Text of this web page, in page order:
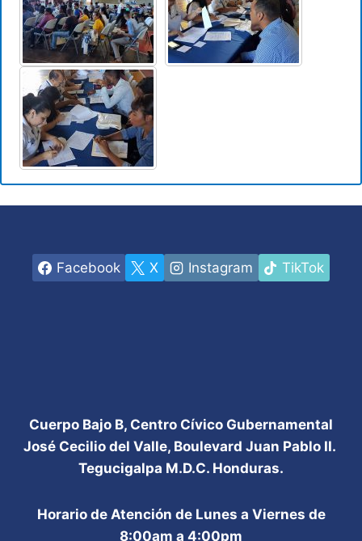
Facebook X Instagram TikTok
Cuerpo Bajo B, Centro Cívico Gubernamental
José Cecilio del Valle, Boulevard Juan Pablo II.
Tegucigalpa M.D.C. Honduras.
Horario de Atención de Lunes a Viernes de
8:00am a 4:00pm